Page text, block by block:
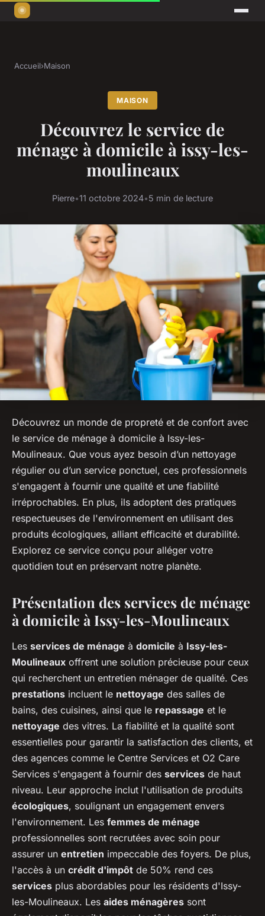
Accueil›Maison
MAISON
Découvrez le service de
ménage à domicile à issy-les-
moulineaux
Pierre•11 octobre 2024•5 min de lecture
Découvrez un monde de propreté et de confort avec
le service de ménage à domicile à Issy-les-
Moulineaux. Que vous ayez besoin d’un nettoyage
régulier ou d’un service ponctuel, ces professionnels
s'engagent à fournir une qualité et une fiabilité
irréprochables. En plus, ils adoptent des pratiques
respectueuses de l'environnement en utilisant des
produits écologiques, alliant efficacité et durabilité.
Explorez ce service conçu pour alléger votre
quotidien tout en préservant notre planète.
Présentation des services de ménage
à domicile à Issy-les-Moulineaux
Les services de ménage à domicile à Issy-les-
Moulineaux offrent une solution précieuse pour ceux
qui recherchent un entretien ménager de qualité. Ces
prestations incluent le nettoyage des salles de
bains, des cuisines, ainsi que le repassage et le
nettoyage des vitres. La fiabilité et la qualité sont
essentielles pour garantir la satisfaction des clients, et
des agences comme le Centre Services et O2 Care
Services s'engagent à fournir des services de haut
niveau. Leur approche inclut l'utilisation de produits
écologiques, soulignant un engagement envers
l'environnement. Les femmes de ménage
professionnelles sont recrutées avec soin pour
assurer un entretien impeccable des foyers. De plus,
l'accès à un crédit d'impôt de 50% rend ces
services plus abordables pour les résidents d'Issy-
les-Moulineaux. Les aides ménagères sont